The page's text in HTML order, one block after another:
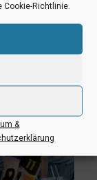
Richtlinie.
&